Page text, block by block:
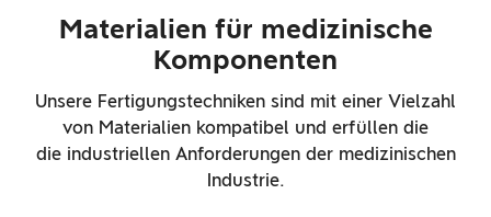
Materialien für medizinische
Komponenten
Unsere Fertigungstechniken sind mit einer Vielzahl
von Materialien kompatibel und erfüllen die
die industriellen Anforderungen der medizinischen
Industrie.